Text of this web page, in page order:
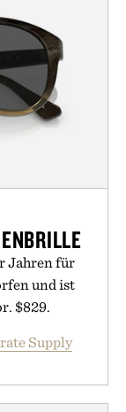
Jahren für
und ist
$829.
Supply